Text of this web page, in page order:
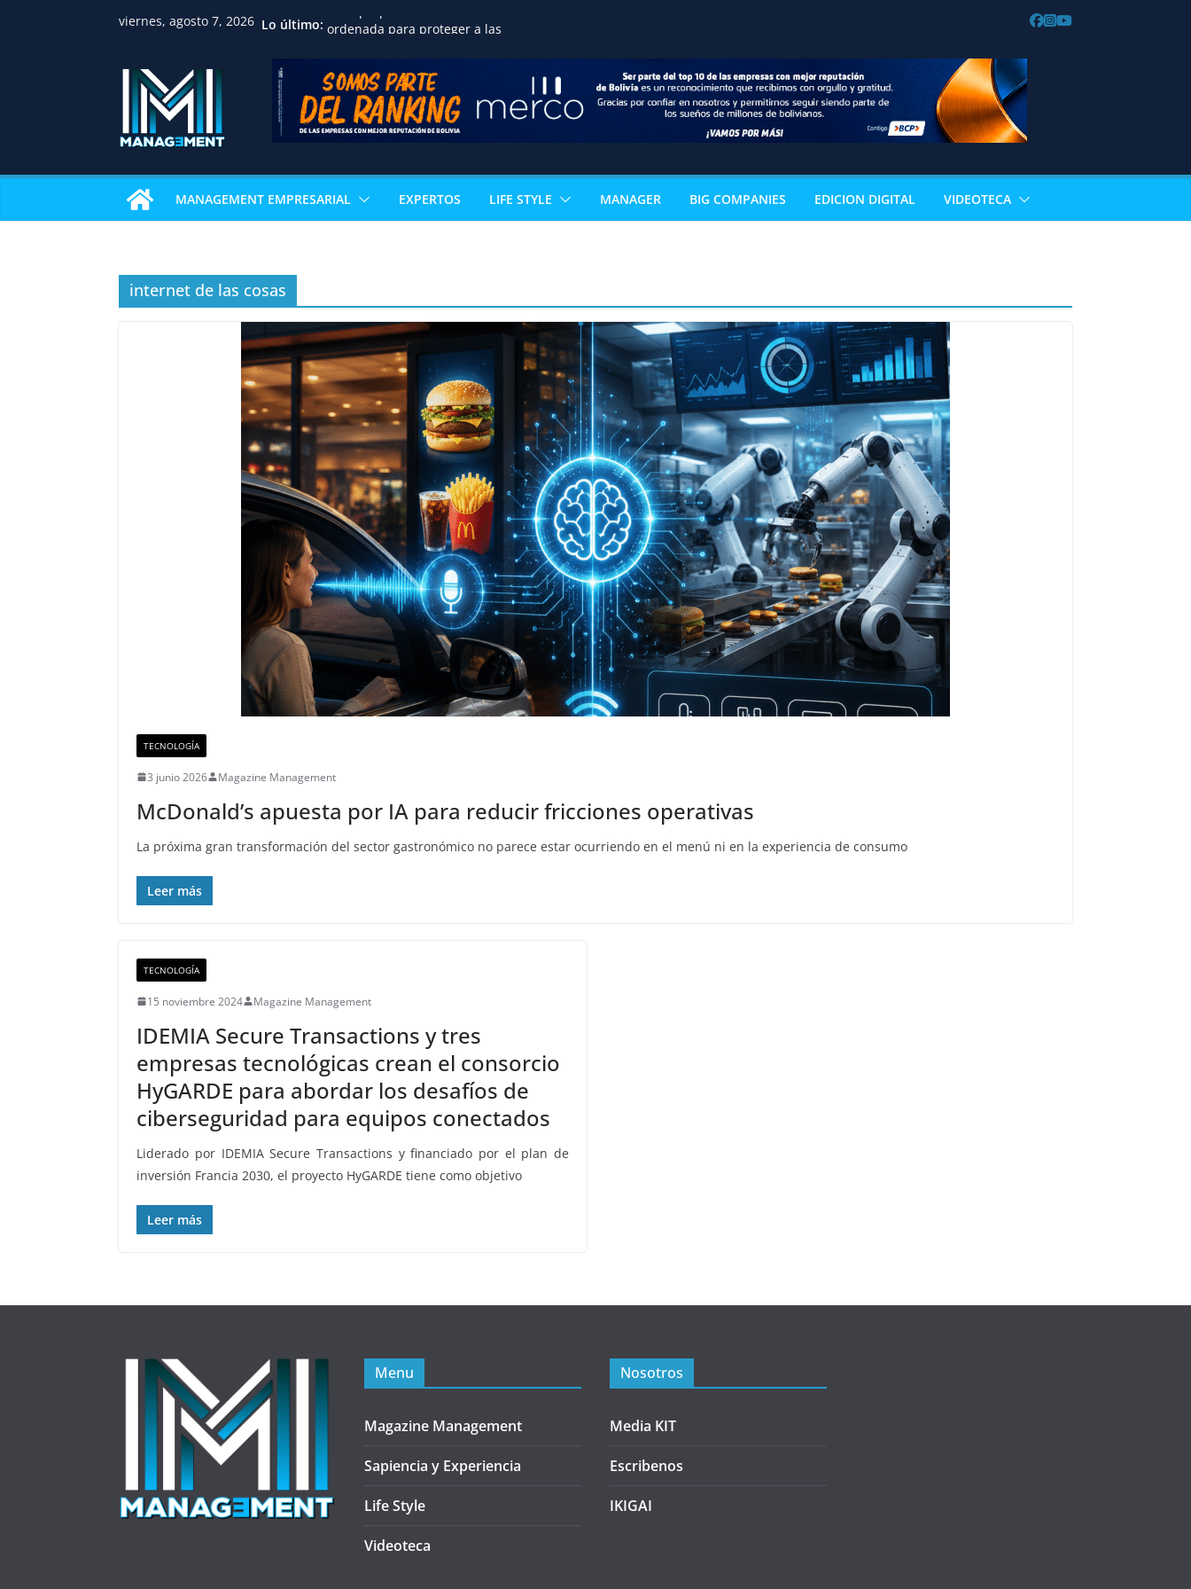
viernes, agosto 7, 2026 Lo último: CBDI propone una transición
familias, preservar la seguridad
jurídica y fortalecer el desarrollo
inmobiliario de terrenos
Huawei reconoce la excelencia
académica de estudiante de
internacional
IBCE revela los sectores que
sostienen el PIB boliviano
Nicaragua acelera la
profesionalización ganadera y
consolida un negocio de alto valor
en Centroamérica
MANAGEMENT EMPRESARIAL EXPERTOS LIFE STYLE MANAGER BIG COMPANIES EDICION DIGITAL VIDEOTECA
internet de las cosas
TECNOLOGÍA
3 junio 2026 Magazine Management
McDonald’s apuesta por IA para reducir fricciones operativas
La próxima gran transformación del sector gastronómico no parece estar ocurriendo en el menú ni en la experiencia de consumo
Leer más
TECNOLOGÍA
15 noviembre 2024 Magazine Management
IDEMIA Secure Transactions y tres
empresas tecnológicas crean el consorcio
HyGARDE para abordar los desafíos de
ciberseguridad para equipos conectados
Liderado por IDEMIA Secure Transactions y financiado por el plan de
inversión Francia 2030, el proyecto HyGARDE tiene como objetivo
Leer más
Menu
Magazine Management
Sapiencia y Experiencia
Life Style
Videoteca
Nosotros
Media KIT
Escribenos
IKIGAI